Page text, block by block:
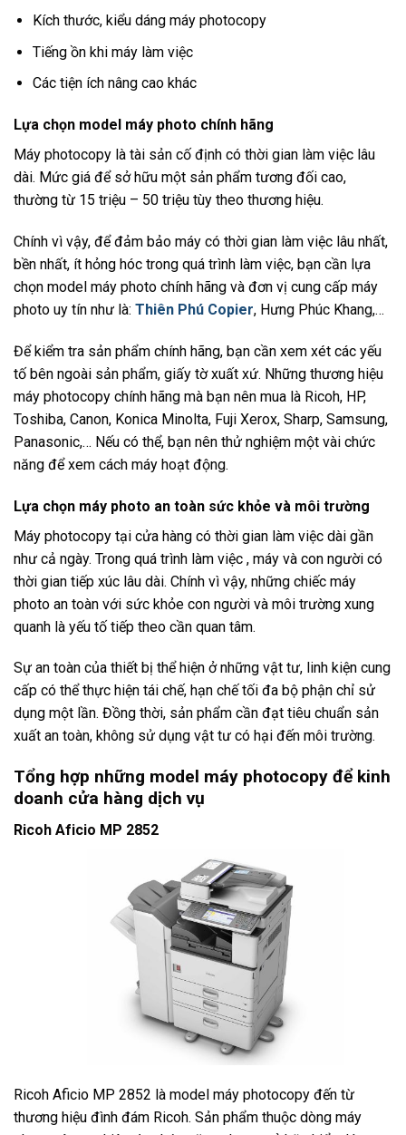
Kích thước, kiểu dáng máy photocopy
Tiếng ồn khi máy làm việc
Các tiện ích nâng cao khác
Lựa chọn model máy photo chính hãng
Máy photocopy là tài sản cố định có thời gian làm việc lâu
dài. Mức giá để sở hữu một sản phẩm tương đối cao,
thường từ 15 triệu – 50 triệu tùy theo thương hiệu.
Chính vì vậy, để đảm bảo máy có thời gian làm việc lâu nhất,
bền nhất, ít hỏng hóc trong quá trình làm việc, bạn cần lựa
chọn model máy photo chính hãng và đơn vị cung cấp máy
photo uy tín như là: Thiên Phú Copier, Hưng Phúc Khang,…
Để kiểm tra sản phẩm chính hãng, bạn cần xem xét các yếu
tố bên ngoài sản phẩm, giấy tờ xuất xứ. Những thương hiệu
máy photocopy chính hãng mà bạn nên mua là Ricoh, HP,
Toshiba, Canon, Konica Minolta, Fuji Xerox, Sharp, Samsung,
Panasonic,… Nếu có thể, bạn nên thử nghiệm một vài chức
năng để xem cách máy hoạt động.
Lựa chọn máy photo an toàn sức khỏe và môi trường
Máy photocopy tại cửa hàng có thời gian làm việc dài gần
như cả ngày. Trong quá trình làm việc , máy và con người có
thời gian tiếp xúc lâu dài. Chính vì vậy, những chiếc máy
photo an toàn với sức khỏe con người và môi trường xung
quanh là yếu tố tiếp theo cần quan tâm.
Sự an toàn của thiết bị thể hiện ở những vật tư, linh kiện cung
cấp có thể thực hiện tái chế, hạn chế tối đa bộ phận chỉ sử
dụng một lần. Đồng thời, sản phẩm cần đạt tiêu chuẩn sản
xuất an toàn, không sử dụng vật tư có hại đến môi trường.
Tổng hợp những model máy photocopy để kinh
doanh cửa hàng dịch vụ
Ricoh Aficio MP 2852
Ricoh Aficio MP 2852 là model máy photocopy đến từ
thương hiệu đình đám Ricoh. Sản phẩm thuộc dòng máy